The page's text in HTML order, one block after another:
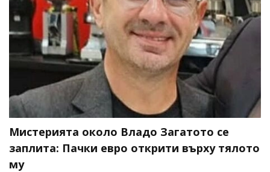
Мистерията около Владо Загатото се
заплита: Пачки евро открити върху тялото
му